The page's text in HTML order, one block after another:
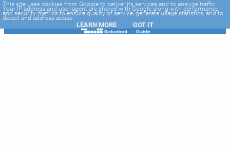
-->
This site uses cookies from Google to deliver its services and to analyze traffic.
Your IP address and user-agent are shared with Google along with performance
and security metrics to ensure quality of service, generate usage statistics, and to
detect and address abuse.
LEARN MORE GOT IT